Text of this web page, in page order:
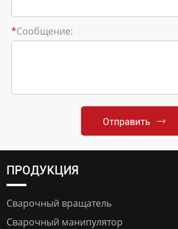
*Сообщение:
Отправить
ПРОДУКЦИЯ
Сварочный вращатель
Сварочный манипулятор